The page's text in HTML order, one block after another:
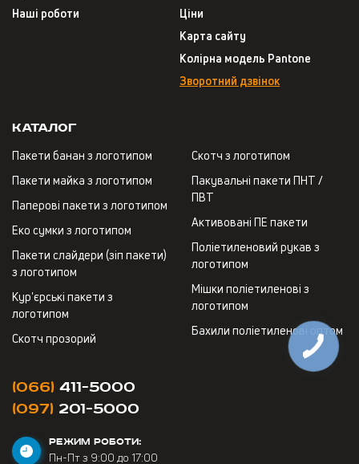
Наші роботи
Ціни
Карта сайту
Колірна модель Pantone
Зворотний дзвінок
Каталог
Пакети банан з логотипом
Пакети майка з логотипом
Паперові пакети з логотипом
Еко сумки з логотипом
Пакети слайдери (зіп пакети)
з логотипом
Кур'єрські пакети з
логотипом
Скотч прозорий
Скотч з логотипом
Пакувальні пакети ПНТ /
ПВТ
Активовані ПЕ пакети
Поліетиленовий рукав з
логотипом
Мішки поліетиленові з
логотипом
Бахили поліетиленові оптом
(066) 411-5000
(097) 201-5000
РЕЖИМ РОБОТИ:
Пн-Пт з 9:00 до 17:00